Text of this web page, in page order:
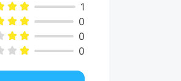
1
0
0
0